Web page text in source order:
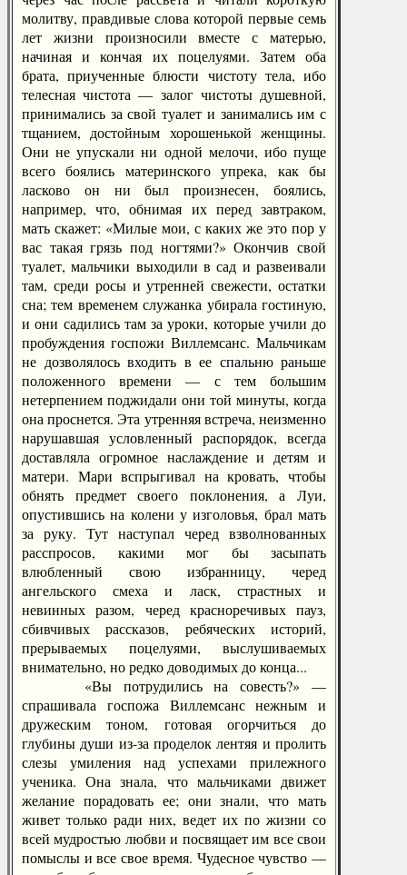
молитву, правдивые слова которой первые семь
лет жизни произносили вместе с матерью,
начиная и кончая их поцелуями. Затем оба
брата, приученные блюсти чистоту тела, ибо
телесная чистота — залог чистоты душевной,
принимались за свой туалет и занимались им с
тщанием, достойным хорошенькой женщины.
Они не упускали ни одной мелочи, ибо пуще
всего боялись материнского упрека, как бы
ласково он ни был произнесен, боялись,
например, что, обнимая их перед завтраком,
мать скажет: «Милые мои, с каких же это пор у
вас такая грязь под ногтями?» Окончив свой
туалет, мальчики выходили в сад и развеивали
там, среди росы и утренней свежести, остатки
сна; тем временем служанка убирала гостиную,
и они садились там за уроки, которые учили до
пробуждения госпожи Виллемсанс. Мальчикам
не дозволялось входить в ее спальню раньше
положенного времени — с тем большим
нетерпением поджидали они той минуты, когда
она проснется. Эта утренняя встреча, неизменно
нарушавшая условленный распорядок, всегда
доставляла огромное наслаждение и детям и
матери. Мари вспрыгивал на кровать, чтобы
обнять предмет своего поклонения, а Луи,
опустившись на колени у изголовья, брал мать
за руку. Тут наступал черед взволнованных
расспросов, какими мог бы засыпать
влюбленный свою избранницу, черед
ангельского смеха и ласк, страстных и
невинных разом, черед красноречивых пауз,
сбивчивых рассказов, ребяческих историй,
прерываемых поцелуями, выслушиваемых
внимательно, но редко доводимых до конца...
«Вы потрудились на совесть?» —
спрашивала госпожа Виллемсанс нежным и
дружеским тоном, готовая огорчиться до
глубины души из-за проделок лентяя и пролить
слезы умиления над успехами прилежного
ученика. Она знала, что мальчиками движет
желание порадовать ее; они знали, что мать
живет только ради них, ведет их по жизни со
всей мудростью любви и посвящает им все свои
помыслы и все свое время. Чудесное чувство —